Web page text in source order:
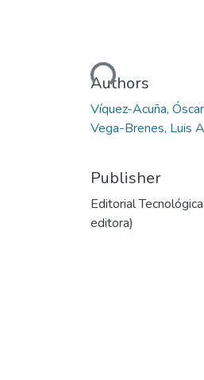
Loading...
Authors
Víquez-Acuña, Óscar
Vega-Brenes, Luis
Publisher
Editorial
editora)